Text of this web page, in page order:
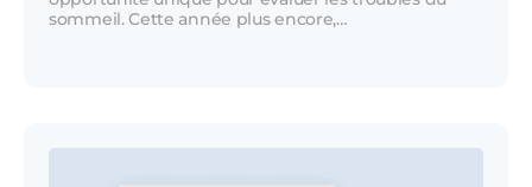
sommeil. Cette année plus encore,…